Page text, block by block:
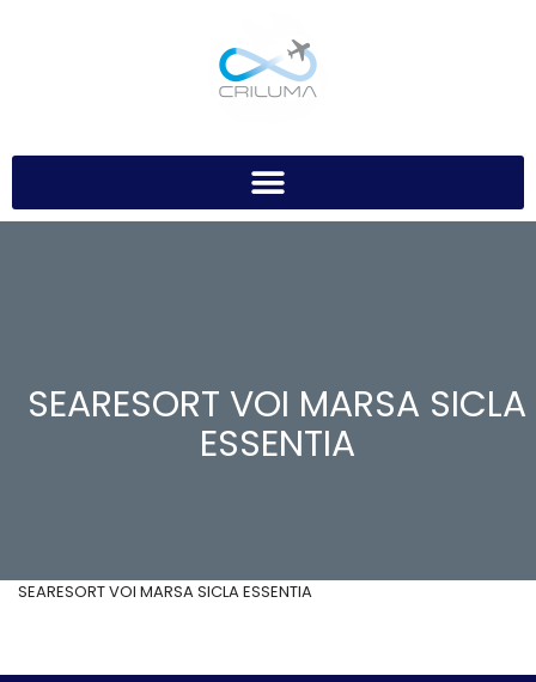
SEARESORT VOI MARSA SICLA
ESSENTIA
SEARESORT VOI MARSA SICLA ESSENTIA